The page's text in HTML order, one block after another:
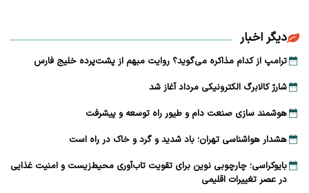
دیگر اخبار
ترامپ از کدام مذاکره می‌گوید؟ روایت مبهم از پشت‌پرده خلیج فارس
شارژ کالابرگ الکترونیکی مرداد آغاز شد
هوشمند سازی صنعت دام و طیور راه توسعه و پیشرفت
هشدار هواشناسی تهران؛ باد شدید و گرد و خاک در راه است
بایوکراسی؛ چارچوبی نوین برای تقویت تاب‌آوری محیط‌زیست و امنیت غذایی
در عصر تغییرات اقلیمی